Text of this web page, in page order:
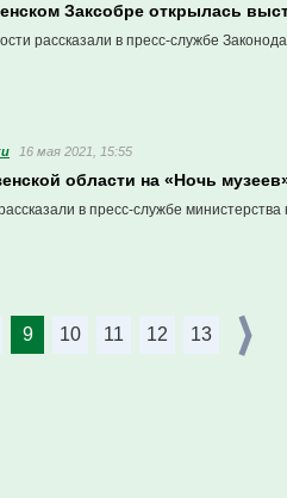
Заксобре открылась
рассказали в пресс-службе
16 мая 2021, 15:55
области на «Ночь
в пресс-службе
9 10 11 12 13